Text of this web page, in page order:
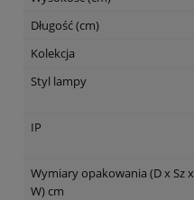
Długość (cm)
Kolekcja
Styl lampy
IP
Wymiary opakowania (D x Sz x
W) cm